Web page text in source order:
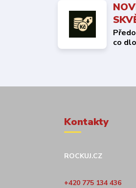
co
Kontakty
ROCKUJ.CZ
+420 775 134 436